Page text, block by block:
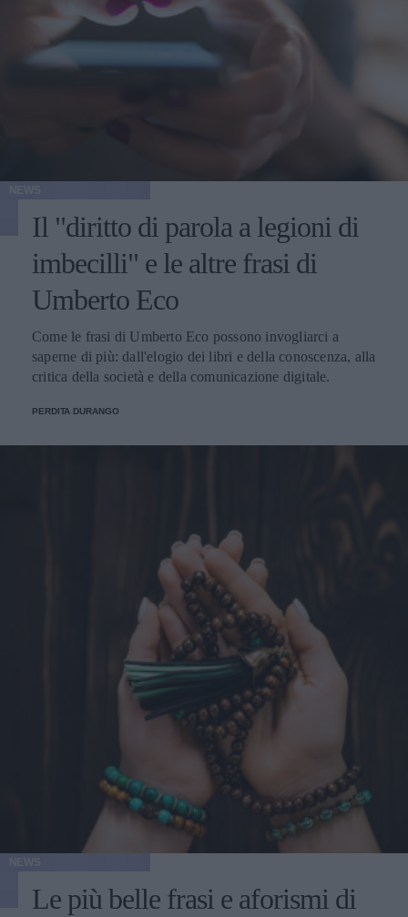
Il "diritto di parola a legioni di
imbecilli" e le altre frasi di
Umberto Eco
Come le frasi di Umberto Eco possono invogliarci a
saperne di più: dall'elogio dei libri e della conoscenza, alla
critica della società e della comunicazione digitale.
PERDITA DURANGO
Le più belle frasi e aforismi di